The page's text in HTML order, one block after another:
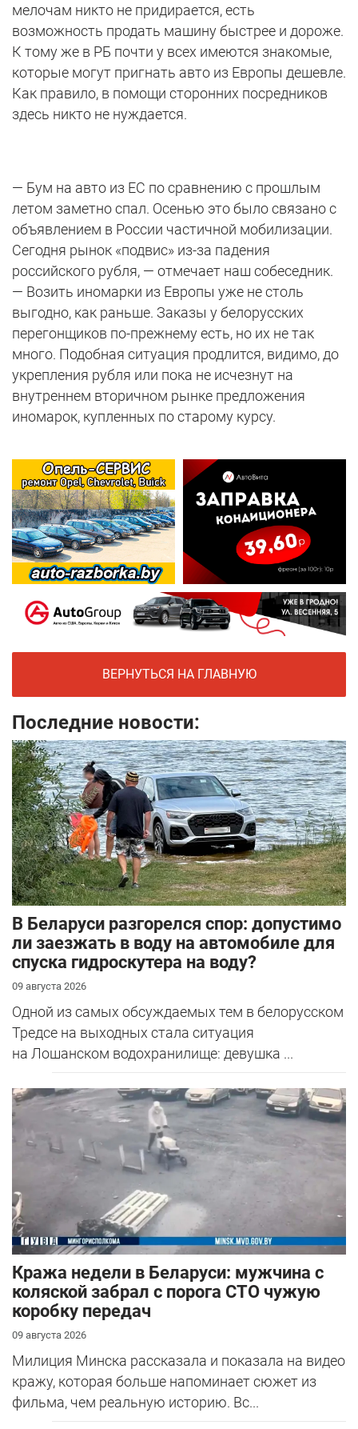
мелочам никто не придирается, есть
возможность продать машину быстрее и дороже.
К тому же в РБ почти у всех имеются знакомые,
которые могут пригнать авто из Европы дешевле.
Как правило, в помощи сторонних посредников
здесь никто не нуждается.
— Бум на авто из ЕС по сравнению с прошлым
летом заметно спал. Осенью это было связано с
объявлением в России частичной мобилизации.
Сегодня рынок «подвис» из-за падения
российского рубля, — отмечает наш собеседник.
— Возить иномарки из Европы уже не столь
выгодно, как раньше. Заказы у белорусских
перегонщиков по-прежнему есть, но их не так
много. Подобная ситуация продлится, видимо, до
укрепления рубля или пока не исчезнут на
внутреннем вторичном рынке предложения
иномарок, купленных по старому курсу.
ВЕРНУТЬСЯ НА ГЛАВНУЮ
Последние новости:
В Беларуси разгорелся спор: допустимо
ли заезжать в воду на автомобиле для
спуска гидроскутера на воду?
09 августа 2026
Одной из самых обсуждаемых тем в белорусском
Тредсе на выходных стала ситуация
на Лошанском водохранилище: девушка ...
Кража недели в Беларуси: мужчина с
коляской забрал с порога СТО чужую
коробку передач
09 августа 2026
Милиция Минска рассказала и показала на видео
кражу, которая больше напоминает сюжет из
фильма, чем реальную историю. Вс...